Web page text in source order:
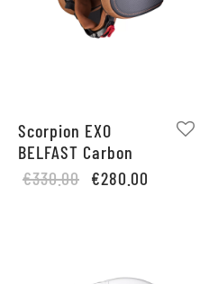
Scorpion EXO
BELFAST Carbon
€330.00 Original
€280.00